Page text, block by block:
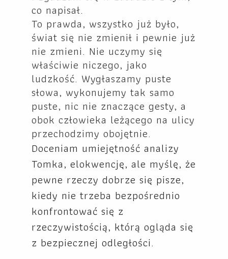
co napisał.
To prawda, wszystko już było,
świat się nie zmienił i pewnie już
nie zmieni. Nie uczymy się
właściwie niczego, jako
ludzkość. Wygłaszamy puste
słowa, wykonujemy tak samo
puste, nic nie znaczące gesty, a
obok człowieka leżącego na ulicy
przechodzimy obojętnie.
Doceniam umiejętność analizy
Tomka, elokwencję, ale myślę, że
pewne rzeczy dobrze się pisze,
kiedy nie trzeba bezpośrednio
konfrontować się z
rzeczywistością, którą ogląda się
z bezpiecznej odległości.